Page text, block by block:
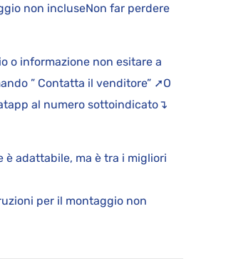
non incluseNon far perdere
o informazione non esitare a
” Contatta il venditore” ➚O
al numero sottoindicato↴
è adattabile, ma è tra i migliori
mercato.
montaggio non